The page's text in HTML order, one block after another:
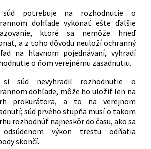
potrebuje na rozhodnutie o
dohľade vykonať ešte ďalšie
ktoré sa nemôže hneď
a z toho dôvodu neuloží ochranný
na hlavnom pojednávaní, vyhradí
o ňom verejnému zasadnutiu.
súd nevyhradil rozhodnutie o
dohľade, môže ho uložiť len na
prokurátora, a to na verejnom
súd prvého stupňa musí o takom
rozhodnúť najneskôr do času, ako sa
výkon trestu odňatia
skončí.